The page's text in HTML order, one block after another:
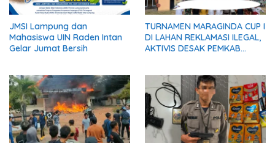
JMSI Lampung dan
Mahasiswa UIN Raden Intan
Gelar Jumat Bersih
TURNAMEN MARAGINDA CUP I
DI LAHAN REKLAMASI ILEGAL,
AKTIVIS DESAK PEMKAB